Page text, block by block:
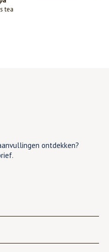
tea
ontdekken?